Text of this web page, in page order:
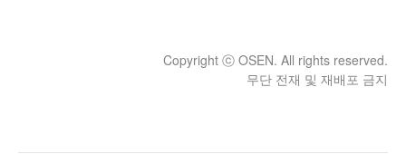
Copyright ⓒ OSEN. All rights reserved.
무단 전재 및 재배포 금지